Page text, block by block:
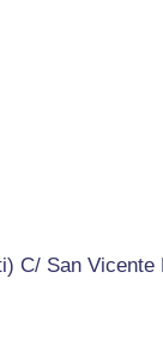
C/ San Vicente